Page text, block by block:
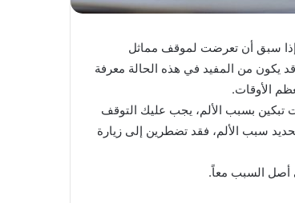
إذا سبق أن تعرضت لموقف مماثل
يكون من المفيد في هذه الحالة معرفة
الأوقات.
تبكين بسبب الألم، يجب عليك التوقف
سبب الألم، فقد تضطرين إلى زيارة
أصل السبب معاً.